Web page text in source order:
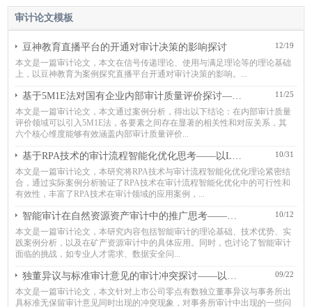
审计论文模板
豆神教育直播平台的开通对审计决策的影响探讨 12/19
本文是一篇审计论文，本文在信号传递理论、使用与满足理论等的理论基础
上，以豆神教育为案例探究直播平台开通对审计决策的影响。...
11/25
本文是一篇审计论文，本文通过案例分析，得出以下结论：在内部审计质量
评价领域可以引入5M1E法，各要素之间存在显著的相关性和对应关系，其
六个核心维度能够有效涵盖内部审计质量评价...
10/31
本文是一篇审计论文，本研究将RPA技术与审计流程智能化优化理论紧密结
合，通过实际案例分析验证了RPA技术在审计流程智能化优化中的可行性和
有效性，丰富了RPA技术在审计领域的应用案例，...
10/12
本文是一篇审计论文，本研究内容包括智能审计的理论基础、技术优势、实
践案例分析，以及在矿产资源审计中的具体应用。同时，也讨论了智能审计
面临的挑战，如专业人才需求、数据安全问...
09/22
本文是一篇审计论文，本文针对上市公司零点有数独立董事异议与事务所出
具标准无保留审计意见同时出现的冲突现象，对事务所审计中出现的一些问